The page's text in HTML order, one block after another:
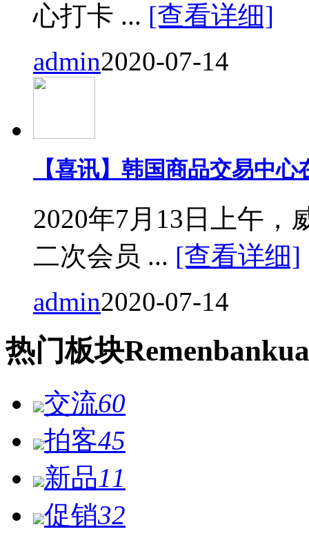
心打卡 ... [查看详细]
admin2020-07-14
【喜讯】韩国商品交易中
2020年7月13日上午，
二次会员 ... [查看详细]
admin2020-07-14
热门板块Remen
交流60
拍客45
新品11
促销32